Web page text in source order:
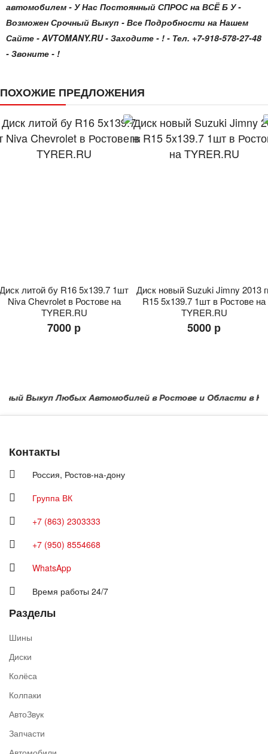
автомобилем - У Нас Постоянный СПРОС на ВСЁ Б У -
Возможен Срочный Выкуп - Все Подробности на Нашем
Сайте - AVTOMANY.RU - Заходите - ! - Тел. +7-918-578-27-48
- Звоните - !
ПОХОЖИЕ ПРЕДЛОЖЕНИЯ
Диск литой бу R16 5x139.7 1шт
Niva Chevrolet в Ростове на
TYRER.RU
7000 р
Диск новый Suzuki Jimny 2013
R15 5x139.7 1шт в Ростове на
TYRER.RU
5000 р
Выкуп Любых Автомобилей в Ростове и Области в
Контакты
Россия, Ростов-на-дону
Группа ВК
+7 (863) 2303333
+7 (950) 8554668
WhatsApp
Время работы 24/7
Разделы
Шины
Диски
Колёса
Колпаки
АвтоЗвук
Запчасти